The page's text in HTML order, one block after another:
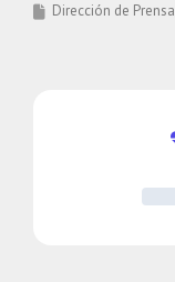
Dirección de Prensa